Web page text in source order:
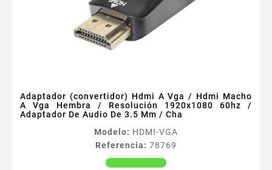
Adaptador (convertidor) Hdmi A Vga / Hdmi Macho
A Vga Hembra / Resolución 1920x1080 60hz /
Adaptador De Audio De 3.5 Mm / Cha
Modelo: HDMI-VGA
Referencia: 78769